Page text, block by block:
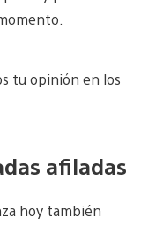
tu opinión en los
afiladas
hoy también